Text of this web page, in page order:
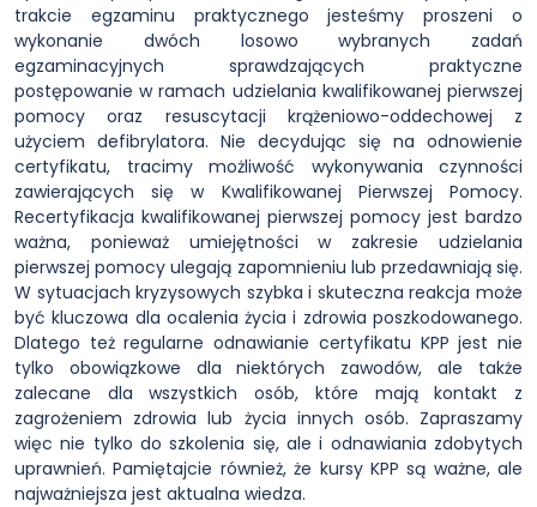
trakcie egzaminu praktycznego jesteśmy proszeni o
wykonanie dwóch losowo wybranych zadań
egzaminacyjnych sprawdzających praktyczne
postępowanie w ramach udzielania kwalifikowanej pierwszej
pomocy oraz resuscytacji krążeniowo-oddechowej z
użyciem defibrylatora. Nie decydując się na odnowienie
certyfikatu, tracimy możliwość wykonywania czynności
zawierających się w Kwalifikowanej Pierwszej Pomocy.
Recertyfikacja kwalifikowanej pierwszej pomocy jest bardzo
ważna, ponieważ umiejętności w zakresie udzielania
pierwszej pomocy ulegają zapomnieniu lub przedawniają się.
W sytuacjach kryzysowych szybka i skuteczna reakcja może
być kluczowa dla ocalenia życia i zdrowia poszkodowanego.
Dlatego też regularne odnawianie certyfikatu KPP jest nie
tylko obowiązkowe dla niektórych zawodów, ale także
zalecane dla wszystkich osób, które mają kontakt z
zagrożeniem zdrowia lub życia innych osób. Zapraszamy
więc nie tylko do szkolenia się, ale i odnawiania zdobytych
uprawnień. Pamiętajcie również, że kursy KPP są ważne, ale
najważniejsza jest aktualna wiedza.